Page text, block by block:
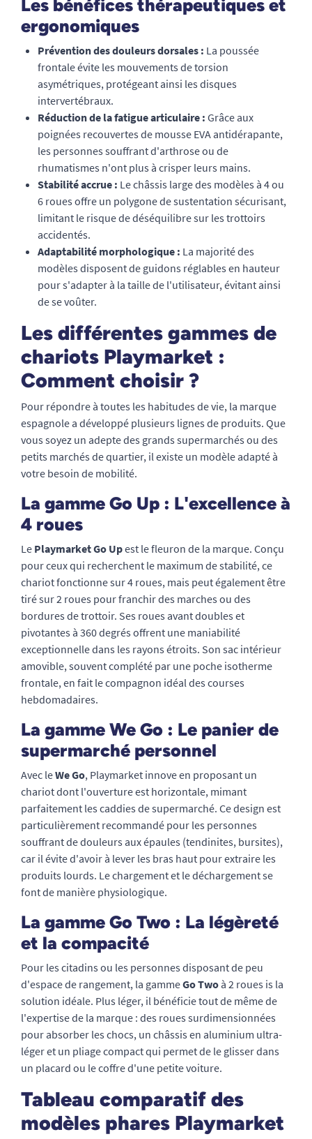
Les bénéfices thérapeutiques et
ergonomiques
Prévention des douleurs dorsales : La poussée
frontale évite les mouvements de torsion
asymétriques, protégeant ainsi les disques
intervertébraux.
Réduction de la fatigue articulaire : Grâce aux
poignées recouvertes de mousse EVA antidérapante,
les personnes souffrant d'arthrose ou de
rhumatismes n'ont plus à crisper leurs mains.
Stabilité accrue : Le châssis large des modèles à 4 ou
6 roues offre un polygone de sustentation sécurisant,
limitant le risque de déséquilibre sur les trottoirs
accidentés.
Adaptabilité morphologique : La majorité des
modèles disposent de guidons réglables en hauteur
pour s'adapter à la taille de l'utilisateur, évitant ainsi
de se voûter.
Les différentes gammes de
chariots Playmarket :
Comment choisir ?
Pour répondre à toutes les habitudes de vie, la marque
espagnole a développé plusieurs lignes de produits. Que
vous soyez un adepte des grands supermarchés ou des
petits marchés de quartier, il existe un modèle adapté à
votre besoin de mobilité.
La gamme Go Up : L'excellence à
4 roues
Le Playmarket Go Upest le fleuron de la marque. Conçu
pour ceux qui recherchent le maximum de stabilité, ce
chariot fonctionne sur 4 roues, mais peut également être
tiré sur 2 roues pour franchir des marches ou des
bordures de trottoir. Ses roues avant doubles et
pivotantes à 360 degrés offrent une maniabilité
exceptionnelle dans les rayons étroits. Son sac intérieur
amovible, souvent complété par une poche isotherme
frontale, en fait le compagnon idéal des courses
hebdomadaires.
La gamme We Go : Le panier de
supermarché personnel
Avec leWe Go, Playmarket innove en proposant un
chariot dont l'ouverture est horizontale, mimant
parfaitement les caddies de supermarché. Ce design est
particulièrement recommandé pour les personnes
souffrant de douleurs aux épaules (tendinites, bursites),
car il évite d'avoir à lever les bras haut pour extraire les
produits lourds. Le chargement et le déchargement se
font de manière physiologique.
La gamme Go Two : La légèreté
et la compacité
Pour les citadins ou les personnes disposant de peu
d'espace de rangement, la gammeGo Two à 2 roues is la
solution idéale. Plus léger, il bénéficie tout de même de
l'expertise de la marque : des roues surdimensionnées
pour absorber les chocs, un châssis en aluminium ultra-
léger et un pliage compact qui permet de le glisser dans
un placard ou le coffre d'une petite voiture.
Tableau comparatif des
modèles phares Playmarket